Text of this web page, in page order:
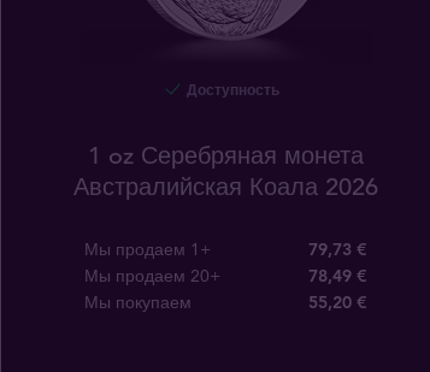
Доступность
1 oz Серебряная монета
Австралийская Коала 2026
Мы продаем 1+
79,73 €
Мы продаем 20+
78,49 €
Мы покупаем
55,20 €